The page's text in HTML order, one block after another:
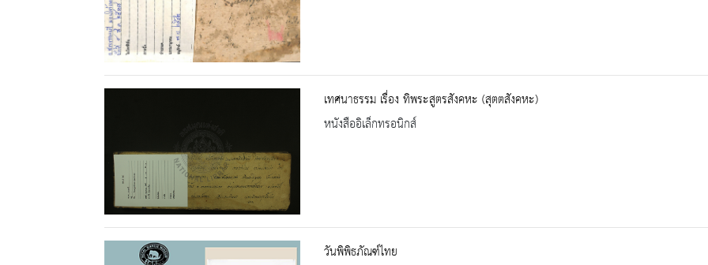
เทศนาธรรม เรื่อง ทิพระสูตรสังคหะ (สุตตสังคหะ)
หนังสืออิเล็กทรอนิกส์
วันพิพิธภัณฑ์ไทย